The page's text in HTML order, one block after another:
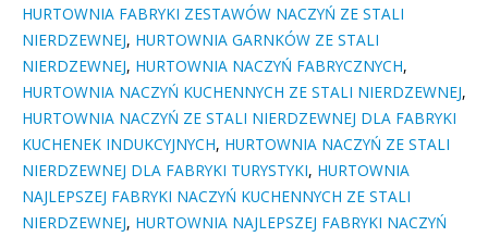
HURTOWNIA FABRYKI ZESTAWÓW NACZYŃ ZE STALI
NIERDZEWNEJ, HURTOWNIA GARNKÓW ZE STALI
NIERDZEWNEJ, HURTOWNIA NACZYŃ FABRYCZNYCH,
HURTOWNIA NACZYŃ KUCHENNYCH ZE STALI NIERDZEWNEJ,
HURTOWNIA NACZYŃ ZE STALI NIERDZEWNEJ DLA FABRYKI
KUCHENEK INDUKCYJNYCH, HURTOWNIA NACZYŃ ZE STALI
NIERDZEWNEJ DLA FABRYKI TURYSTYKI, HURTOWNIA
NAJLEPSZEJ FABRYKI NACZYŃ KUCHENNYCH ZE STALI
NIERDZEWNEJ, HURTOWNIA NAJLEPSZEJ FABRYKI NACZYŃ